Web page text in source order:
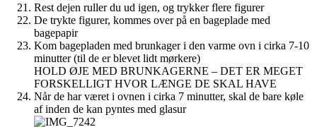
Rest dejen ruller du ud igen, og trykker flere figurer
De trykte figurer, kommes over på en bageplade med
bagepapir
Kom bagepladen med brunkager i den varme ovn i cirka 7-10
minutter (til de er blevet lidt mørkere)
HOLD ØJE MED BRUNKAGERNE – DET ER MEGET
FORSKELLIGT HVOR LÆNGE DE SKAL HAVE
Når de har været i ovnen i cirka 7 minutter, skal de bare køle
af inden de kan pyntes med glasur